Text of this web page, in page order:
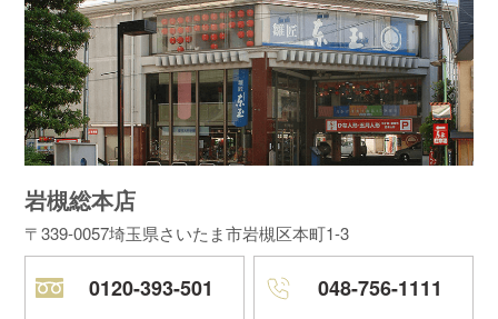
岩槻総本店
〒339-0057埼玉県さいたま市岩槻区本町1-3
0120-393-501 048-756-1111